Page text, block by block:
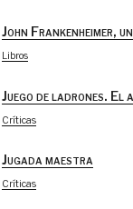
John Frankenheimer,
Libros
Juego de ladrones. El
Críticas
Jugada maestra
Críticas